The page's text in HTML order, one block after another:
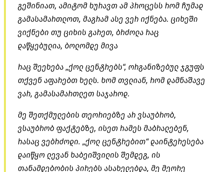
გეშინიათ, ამიტომ ხურავთ ამ პროცესს რომ ჩუმად
გამასამართლოთ, მაგრამ ასე ვერ იქნება. ციხეში
ვიქნები თუ ციხის გარეთ, ბრძოლა რაც
დაწყებულია, ბოლომდე მივა
რაც შეეხება „ქოლ ცენტრებს“, ორგანიზებულ ჯგუფს
თქვენ აფარებთ ხელს. ხომ თვლიან, რომ დამნაშავე
ვარ, გამასამართლეთ საჯაროდ.
მე შეთქმულების თეორიებზე არ ვსაუბრობ,
ვსაუბრობ ფაქტებზე, ისეთ რამეს მაბრალებენ,
რასაც ვებრძოდი. „ქოლ ცენტრებით“ დაინტერესება
დაიწყო ლევან ხაბეიშვილის შემდეგ, ის
თანამდებობის პირებს ასახელებდა, მე მეორე